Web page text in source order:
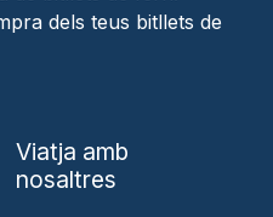
dels teus bitllets de
Viatja amb
nosaltres